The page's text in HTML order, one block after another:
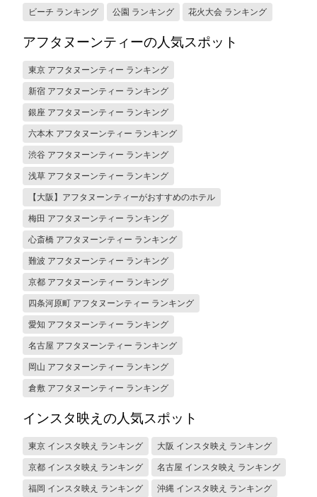
ビーチ ランキング 公園 ランキング 花火大会 ランキング
アフタヌーンティーの人気スポット
東京 アフタヌーンティー ランキング
新宿 アフタヌーンティー ランキング
銀座 アフタヌーンティー ランキング
六本木 アフタヌーンティー ランキング
渋谷 アフタヌーンティー ランキング
浅草 アフタヌーンティー ランキング
【大阪】アフタヌーンティーがおすすめのホテル
梅田 アフタヌーンティー ランキング
心斎橋 アフタヌーンティー ランキング
難波 アフタヌーンティー ランキング
京都 アフタヌーンティー ランキング
四条河原町 アフタヌーンティー ランキング
愛知 アフタヌーンティー ランキング
名古屋 アフタヌーンティー ランキング
岡山 アフタヌーンティー ランキング
倉敷 アフタヌーンティー ランキング
インスタ映えの人気スポット
東京 インスタ映え ランキング 大阪 インスタ映え ランキング
京都 インスタ映え ランキング 名古屋 インスタ映え ランキング
福岡 インスタ映え ランキング 沖縄 インスタ映え ランキング